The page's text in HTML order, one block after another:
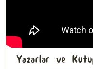
Yazarlar ve